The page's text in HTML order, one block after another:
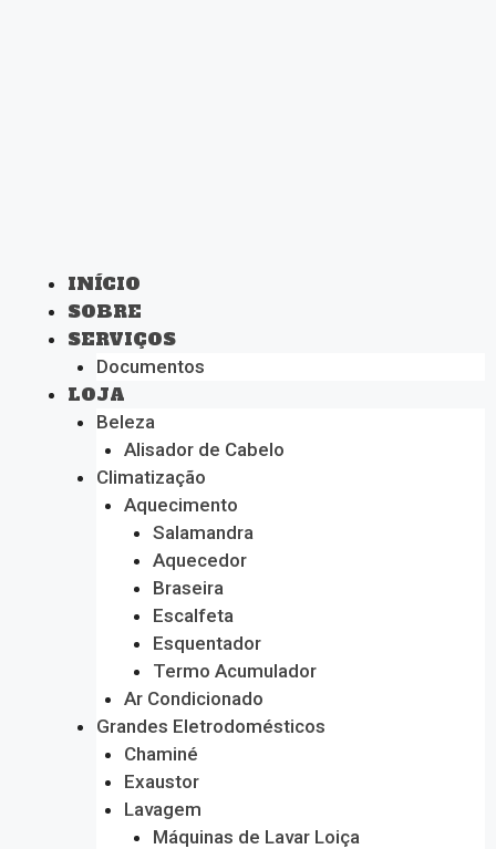
INÍCIO
SOBRE
SERVIÇOS
Documentos
LOJA
Beleza
Alisador de Cabelo
Climatização
Aquecimento
Salamandra
Aquecedor
Braseira
Escalfeta
Esquentador
Termo Acumulador
Ar Condicionado
Grandes Eletrodomésticos
Chaminé
Exaustor
Lavagem
Máquinas de Lavar Loiça